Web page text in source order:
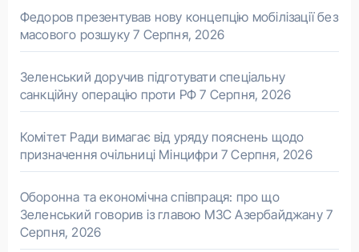
Федоров презентував нову концепцію мобілізації без
масового розшуку 7 Серпня, 2026
Зеленський доручив підготувати спеціальну
санкційну операцію проти РФ 7 Серпня, 2026
Комітет Ради вимагає від уряду пояснень щодо
призначення очільниці Мінцифри 7 Серпня, 2026
Оборонна та економічна співпраця: про що
Зеленський говорив із главою МЗС Азербайджану 7
Серпня, 2026